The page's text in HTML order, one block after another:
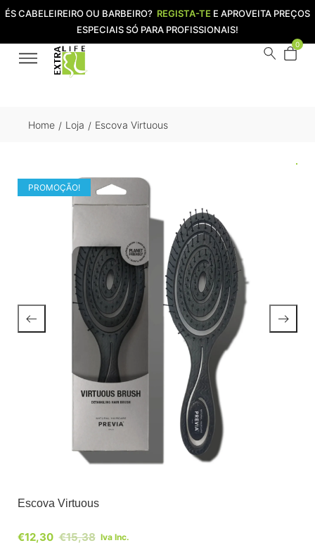
ÉS CABELEIREIRO OU BARBEIRO? REGISTA-TE E APROVEITA PREÇOS
ESPECIAIS SÓ PARA PROFISSIONAIS!
0
Home / Loja / Escova Virtuous
PROMOÇÃO!
Escova Virtuous
€15,38
€12,30 Iva Inc.